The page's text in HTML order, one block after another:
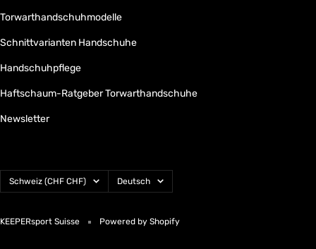
Torwarthandschuhmodelle
Schnittvarianten Handschuhe
Handschuhpflege
Haftschaum-Ratgeber Torwarthandschuhe
Newsletter
Land/Region
Schweiz (CHF CHF) Sprache
Deutsch
KEEPERsport Suisse Powered by Shopify